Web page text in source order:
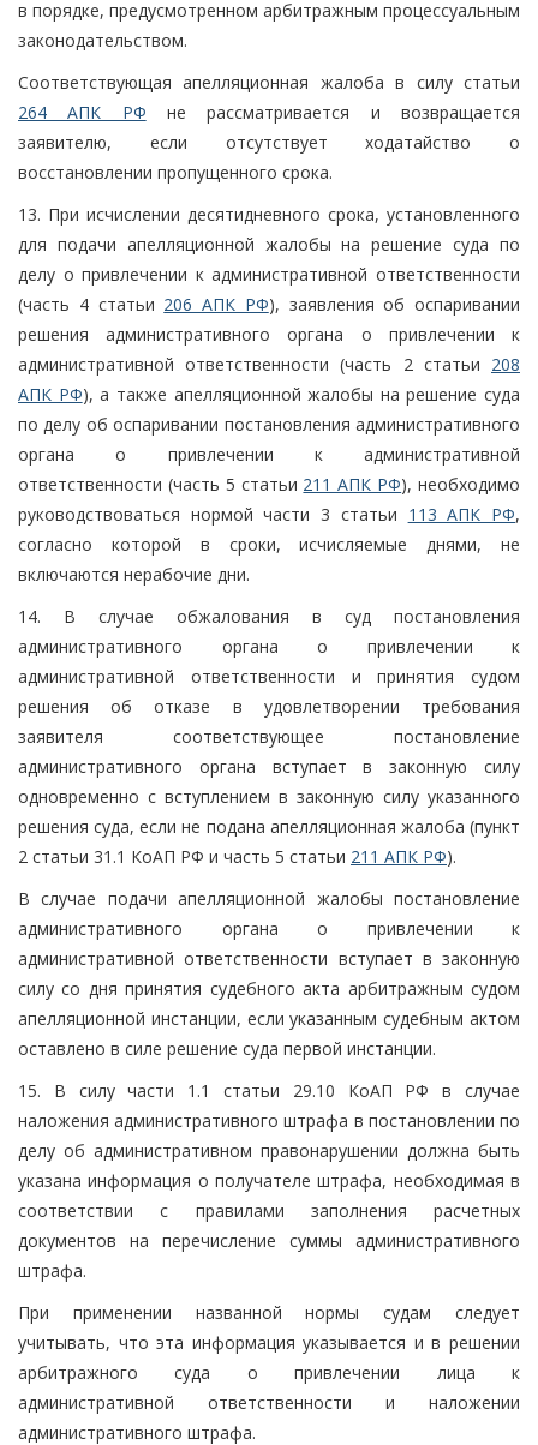
в порядке, предусмотренном арбитражным процессуальным
законодательством.
Соответствующая апелляционная жалоба в силу статьи
264 АПК РФ не рассматривается и возвращается
заявителю, если отсутствует ходатайство о
восстановлении пропущенного срока.
13. При исчислении десятидневного срока, установленного
для подачи апелляционной жалобы на решение суда по
делу о привлечении к административной ответственности
(часть 4 статьи 206 АПК РФ), заявления об оспаривании
решения административного органа о привлечении к
административной ответственности (часть 2 статьи 208
АПК РФ), а также апелляционной жалобы на решение суда
по делу об оспаривании постановления административного
органа о привлечении к административной
ответственности (часть 5 статьи 211 АПК РФ), необходимо
руководствоваться нормой части 3 статьи 113 АПК РФ,
согласно которой в сроки, исчисляемые днями, не
включаются нерабочие дни.
14. В случае обжалования в суд постановления
административного органа о привлечении к
административной ответственности и принятия судом
решения об отказе в удовлетворении требования
заявителя соответствующее постановление
административного органа вступает в законную силу
одновременно с вступлением в законную силу указанного
решения суда, если не подана апелляционная жалоба (пункт
2 статьи 31.1 КоАП РФ и часть 5 статьи 211 АПК РФ).
В случае подачи апелляционной жалобы постановление
административного органа о привлечении к
административной ответственности вступает в законную
силу со дня принятия судебного акта арбитражным судом
апелляционной инстанции, если указанным судебным актом
оставлено в силе решение суда первой инстанции.
15. В силу части 1.1 статьи 29.10 КоАП РФ в случае
наложения административного штрафа в постановлении по
делу об административном правонарушении должна быть
указана информация о получателе штрафа, необходимая в
соответствии с правилами заполнения расчетных
документов на перечисление суммы административного
штрафа.
При применении названной нормы судам следует
учитывать, что эта информация указывается и в решении
арбитражного суда о привлечении лица к
административной ответственности и наложении
административного штрафа.